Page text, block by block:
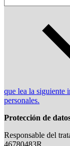
que lea la siguiente
personales.
Protección de
Responsable del